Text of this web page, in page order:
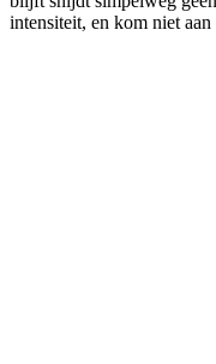
intensiteit, en kom niet